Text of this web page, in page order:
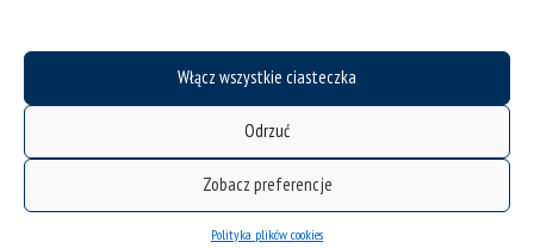
Włącz wszystkie ciasteczka
Odrzuć
Zobacz preferencje
Polityka plików cookies